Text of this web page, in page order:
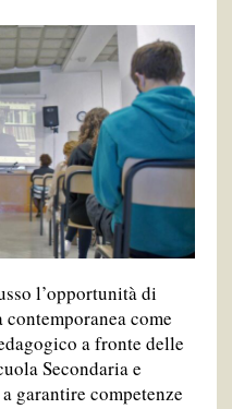
l’opportunità di
come
a fronte delle
Secondaria e
garantire competenze